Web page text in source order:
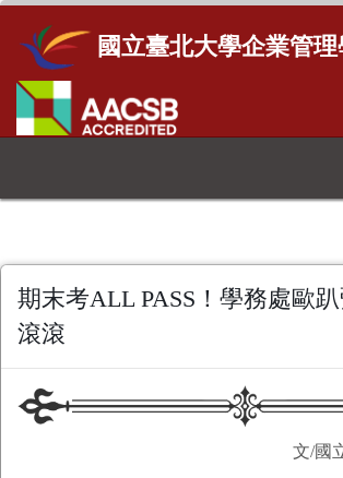
國立臺北大學企業管
期末考ALL PASS！學務處歐
滾滾
文/國